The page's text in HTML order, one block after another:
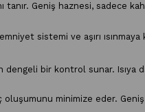
tanır. Geniş haznesi, sadece
sistemi ve aşırı ısınmaya
bir kontrol sunar. Isıya
minimize eder. Geniş